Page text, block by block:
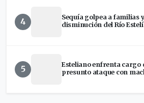
4
Sequía golpea a familias
disminución del Río Estelí
5
Esteliano enfrenta cargo
presunto ataque con